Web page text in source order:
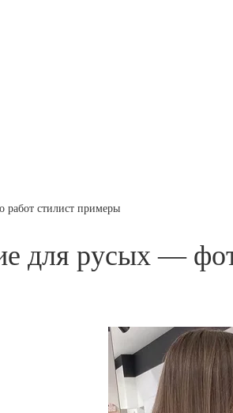
работ стилист примеры
для русых —